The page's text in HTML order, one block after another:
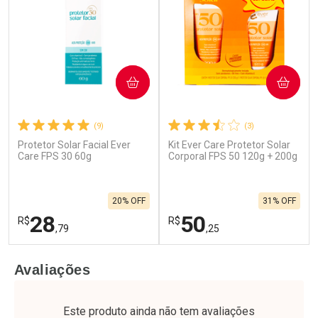
(9)
Protetor Solar Facial Ever
Care FPS 30 60g
R$28,79
20% OFF
COMPRAR
Laboratório
Por Menos
(3)
Kit Ever Care Protetor Solar
Corporal FPS 50 120g + 200g
R$50,25
31% OFF
COMPRAR
Laboratório
Por Menos
Avaliações
Este produto ainda não tem avaliações